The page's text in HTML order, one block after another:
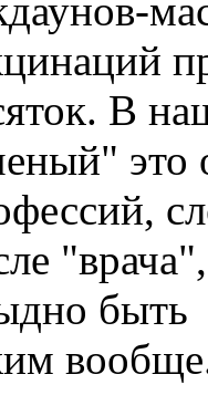
В
это
быть